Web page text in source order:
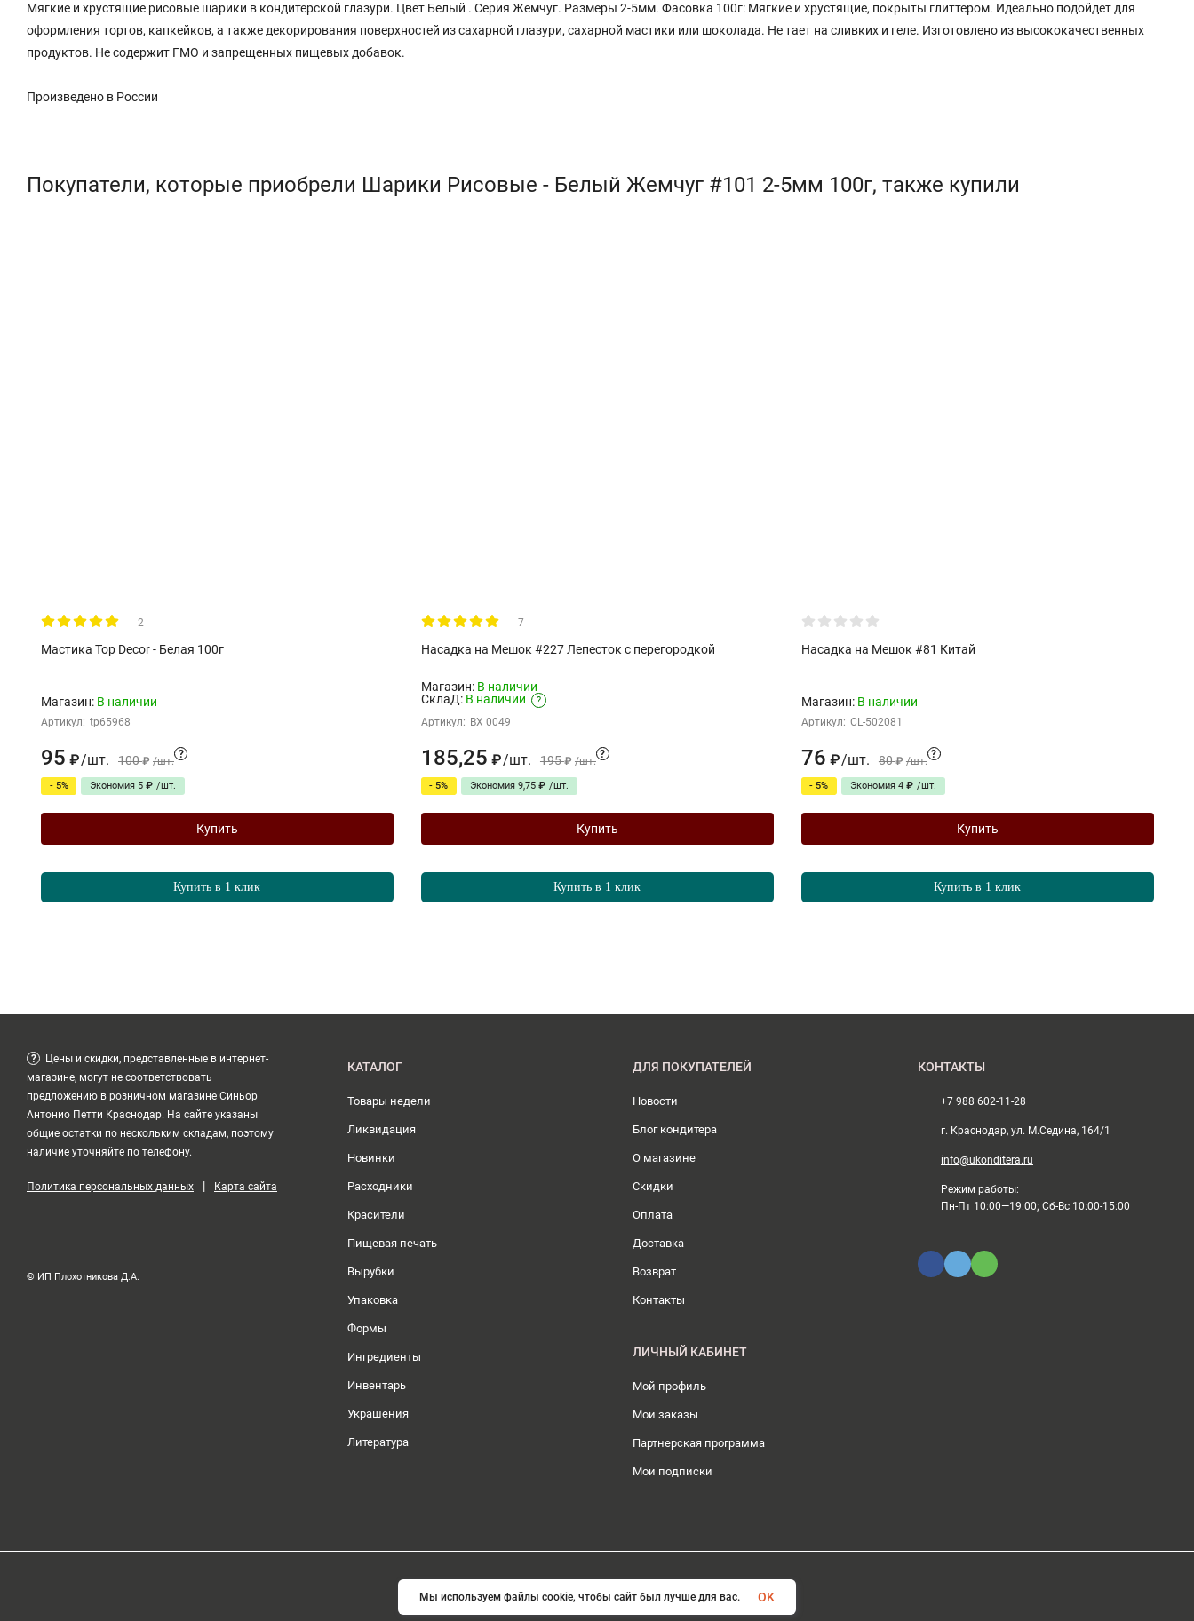
Мягкие и хрустящие рисовые шарики в кондитерской глазури. Цвет Белый . Серия Жемчуг. Размеры 2-5мм. Фасовка 100г: Мягкие и хрустящие, покрыты глиттером. Идеально подойдет для
оформления тортов, капкейков, а также декорирования поверхностей из сахарной глазури, сахарной мастики или шоколада. Не тает на сливких и геле. Изготовлено из высококачественных
продуктов. Не содержит ГМО и запрещенных пищевых добавок.
Произведено в России
Покупатели, которые приобрели Шарики Рисовые - Белый Жемчуг #101 2-5мм 100г, также купили
2
Мастика Top Decor - Белая 100г
Магазин: В наличии
Артикул: tp65968
95 ₽/шт. 100 ₽ /шт.
?
- 5% Экономия 5 ₽ /шт.
Купить
Купить в 1 клик
7
Насадка на Мешок #227 Лепесток с перегородкой
Магазин: В наличии
СклаД: В наличии ?
Артикул: BX 0049
185,25 ₽/шт. 195 ₽ /шт.
?
- 5% Экономия 9,75 ₽ /шт.
Купить
Купить в 1 клик
Насадка на Мешок #81 Китай
Магазин: В наличии
Артикул: CL-502081
76 ₽/шт. 80 ₽ /шт.
?
- 5% Экономия 4 ₽ /шт.
Купить
Купить в 1 клик
?
Цены и скидки, представленные в интернет-
магазине, могут не соответствовать
предложению в розничном магазине Синьор
Антонио Петти Краснодар. На сайте указаны
общие остатки по нескольким складам, поэтому
наличие уточняйте по телефону.
Политика персональных данных | Карта сайта
© ИП Плохотникова Д.А.
КАТАЛОГ
Товары недели
Ликвидация
Новинки
Расходники
Красители
Пищевая печать
Вырубки
Упаковка
Формы
Ингредиенты
Инвентарь
Украшения
Литература
ДЛЯ ПОКУПАТЕЛЕЙ
Новости
Блог кондитера
О магазине
Скидки
Оплата
Доставка
Возврат
Контакты
ЛИЧНЫЙ КАБИНЕТ
Мой профиль
Мои заказы
Партнерская программа
Мои подписки
КОНТАКТЫ
+7 988 602-11-28
г. Краснодар, ул. М.Седина, 164/1
info@ukonditera.ru
Режим работы:
Пн-Пт 10:00—19:00; Сб-Вс 10:00-15:00
Мы используем файлы cookie, чтобы сайт был лучше для вас.
OK